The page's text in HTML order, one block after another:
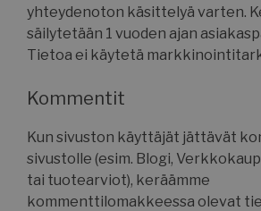
yhteydenoton käsittelyä varten.
säilytetään 1 vuoden ajan
Tietoa ei käytetä
Kommentit
Kun sivuston käyttäjät jättävät
sivustolle (esim. Blogi,
tai tuotearviot), keräämme
kommenttilomakkeessa olevat